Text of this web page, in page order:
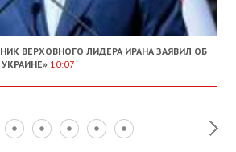
ВЕРХОВНОГО ЛИДЕРА ИРАНА ЗАЯВИЛ ОБ
10:07